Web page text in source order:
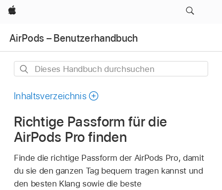
Apple
AirPods – Benutzerhandbuch
Dieses
durchsuchen
Inhaltsverzeichnis
Richtige Passform für die
AirPods Pro finden
Finde die richtige Passform der AirPods Pro, damit
du sie den ganzen Tag bequem tragen kannst und
den besten Klang sowie die beste